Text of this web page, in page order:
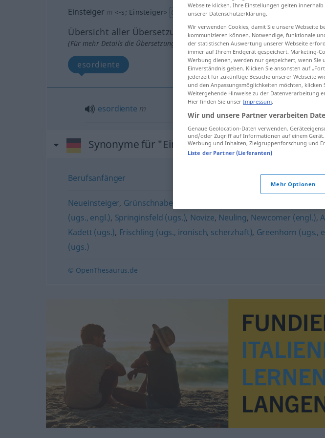
Einsteiger m <-s; Einsteiger> UMG
Übersicht aller Übersetzungen
(Für mehr Details die Übersetzung anklicken/antippen)
esordiente
esordiente m
Synonyme für "Einsteiger"
Berufsanfänger
Neueinsteiger, Grünschnabel (ugs.)
(ugs., engl.), Springinsfeld (ugs.), Novize, Neuling, Newcomer (engl.),
Kadett (ugs.), Frischling (ugs., ironisch, scherzhaft), Greenhorn (ugs.,
(ugs.)
© OpenThesaurus.de
Webseite klicken. Ihre Einstellungen gelten
unserer Datenschutzerklärung.
Wir verwenden Cookies, damit Sie unsere Webseite
kommunizieren können. Notwendige, funktionale
der statistischen Auswertung unserer Webseite
immer auf Ihrem Endgerät gespeichert. Marketing-
Werbung dienen, werden nur gespeichert, wenn
Einverständnis geben. Klicken Sie ansonsten auf
jederzeit für zukünftige Besuche unserer Webseite
und den Anpassungsmöglichkeiten möchten,
Weitergehende Hinweise zu der Datenverarbeitung
Hier finden Sie unser Impressum.
Wir und unsere Partner verarbeiten
Genaue Geolocation-Daten verwenden.
und/oder Zugriff auf Informationen auf einem
Werbung und Inhalten, Zielgruppenforschung und
Liste der Partner (Lieferanten)
Mehr Optionen